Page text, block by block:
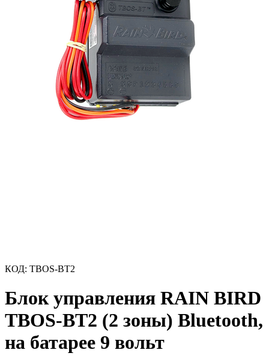
КОД: TBOS-BT2
Блок управления RAIN BIRD
TBOS-BT2 (2 зоны) Bluetooth,
на батарее 9 вольт